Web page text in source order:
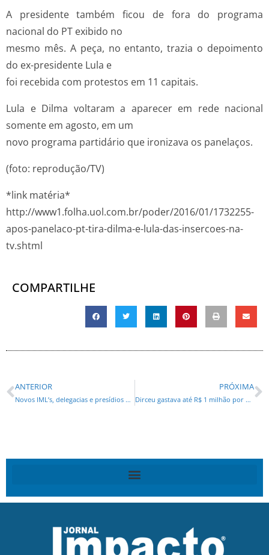
A presidente também ficou de fora do programa
nacional do PT exibido no
mesmo mês. A peça, no entanto, trazia o depoimento
do ex-presidente Lula e
foi recebida com protestos em 11 capitais.
Lula e Dilma voltaram a aparecer em rede nacional
somente em agosto, em um
novo programa partidário que ironizava os panelaços.
(foto: reprodução/TV)
*link matéria*
http://www1.folha.uol.com.br/poder/2016/01/1732255-
apos-panelaco-pt-tira-dilma-e-lula-das-insercoes-na-
tv.shtml
COMPARTILHE
ANTERIOR
Novos IML’s, delegacias e presídios e a contratação de novos policiais reforçam a segurança no Paraná
PRÓXIMA
Dirceu gastava até R$ 1 milhão por mês’, diz delator